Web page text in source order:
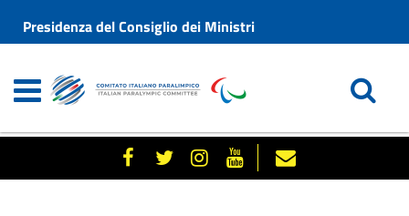
Presidenza del Consiglio dei Ministri